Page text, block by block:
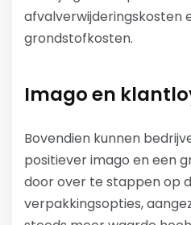
afvalverwijderingskosten
grondstofkosten.
Imago en
Bovendien kunnen
positiever imago en een
door over te stappen op
verpakkingsopties,